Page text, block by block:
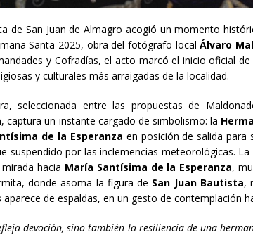
de San Juan de Almagro acogió un momento
Santa 2025, obra del fotógrafo localÁlvaro
y Cofradías, el acto marcó el inicio oficial
y culturales más arraigadas de la localidad.
seleccionada entre las propuestas de
, captura un instante cargado de simbolismo: la
de la Esperanza en posición de salida para
suspendido por las inclemencias meteorológicas.
hacia María Santísima de la Esperanza,
donde asoma la figura de San Juan Bautista,
aparece de espaldas, en un gesto de contemplación
devoción, sino también la resiliencia de una